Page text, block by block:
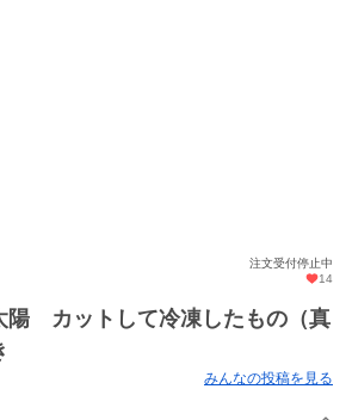
注文受付停止中
14
陽 カットして冷凍したもの（真
みんなの投稿を見る